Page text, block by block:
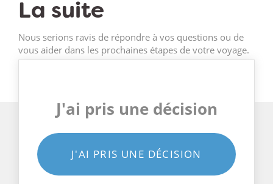
La suite
Nous serions ravis de répondre à vos questions ou de
vous aider dans les prochaines étapes de votre voyage.
J'ai pris une décision
J'AI PRIS UNE DÉCISION